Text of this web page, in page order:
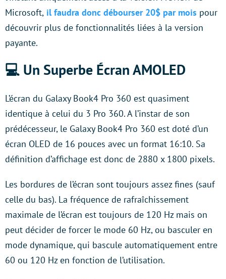
Microsoft, il faudra donc débourser 20$ par mois pour
découvrir plus de fonctionnalités liées à la version
payante.
💻 Un Superbe Écran AMOLED
L’écran du Galaxy Book4 Pro 360 est quasiment
identique à celui du 3 Pro 360. A l’instar de son
prédécesseur, le Galaxy Book4 Pro 360 est doté d’un
écran OLED de 16 pouces avec un format 16:10. Sa
définition d’affichage est donc de 2880 x 1800 pixels.
Les bordures de l’écran sont toujours assez fines (sauf
celle du bas). La fréquence de rafraîchissement
maximale de l’écran est toujours de 120 Hz mais on
peut décider de forcer le mode 60 Hz, ou basculer en
mode dynamique, qui bascule automatiquement entre
60 ou 120 Hz en fonction de l’utilisation.